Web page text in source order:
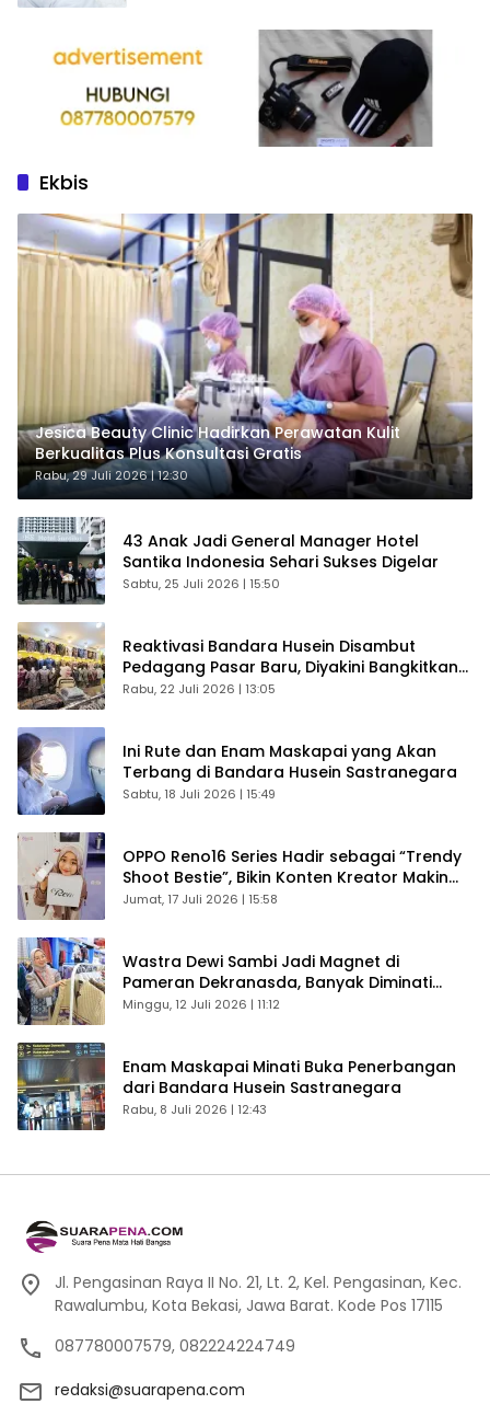
Ekbis
Jesica Beauty Clinic Hadirkan Perawatan Kulit
Berkualitas Plus Konsultasi Gratis
Rabu, 29 Juli 2026 | 12:30
43 Anak Jadi General Manager Hotel
Santika Indonesia Sehari Sukses Digelar
Sabtu, 25 Juli 2026 | 15:50
Reaktivasi Bandara Husein Disambut
Pedagang Pasar Baru, Diyakini Bangkitkan
Kembali Ekonomi Bandung
Rabu, 22 Juli 2026 | 13:05
Ini Rute dan Enam Maskapai yang Akan
Terbang di Bandara Husein Sastranegara
Sabtu, 18 Juli 2026 | 15:49
OPPO Reno16 Series Hadir sebagai “Trendy
Shoot Bestie”, Bikin Konten Kreator Makin
Betah
Jumat, 17 Juli 2026 | 15:58
Wastra Dewi Sambi Jadi Magnet di
Pameran Dekranasda, Banyak Diminati
Pengunjung
Minggu, 12 Juli 2026 | 11:12
Enam Maskapai Minati Buka Penerbangan
dari Bandara Husein Sastranegara
Rabu, 8 Juli 2026 | 12:43
Jl. Pengasinan Raya II No. 21, Lt. 2, Kel. Pengasinan, Kec.
Rawalumbu, Kota Bekasi, Jawa Barat. Kode Pos 17115
087780007579, 082224224749
redaksi@suarapena.com